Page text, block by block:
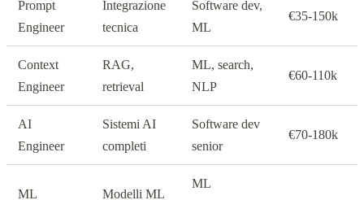
Prompt
Engineer
Integrazione
tecnica
Software dev,
ML
€35-150k
Context
Engineer
RAG,
retrieval
ML, search,
NLP
€60-110k
AI
Engineer
Sistemi AI
completi
Software dev
senior
€70-180k
ML Modelli ML
ML